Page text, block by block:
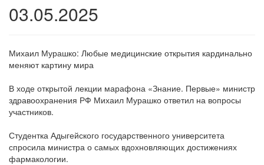
03.05.2025
Михаил Мурашко: Любые медицинские открытия кардинально
меняют картину мира
В ходе открытой лекции марафона «Знание. Первые» министр
здравоохранения РФ Михаил Мурашко ответил на вопросы
участников.
Студентка Адыгейского государственного университета
спросила министра о самых вдохновляющих достижениях
фармакологии.